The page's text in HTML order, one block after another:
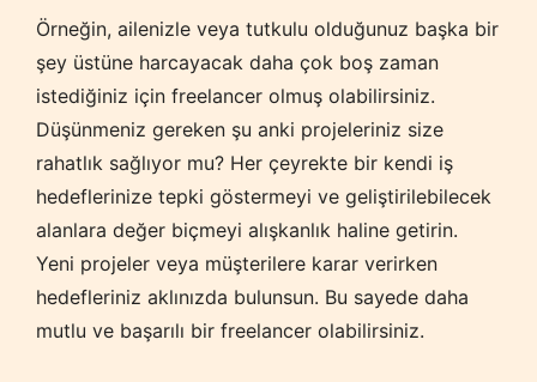
Örneğin, ailenizle veya tutkulu olduğunuz başka bir
şey üstüne harcayacak daha çok boş zaman
istediğiniz için freelancer olmuş olabilirsiniz.
Düşünmeniz gereken şu anki projeleriniz size
rahatlık sağlıyor mu? Her çeyrekte bir kendi iş
hedeflerinize tepki göstermeyi ve geliştirilebilecek
alanlara değer biçmeyi alışkanlık haline getirin.
Yeni projeler veya müşterilere karar verirken
hedefleriniz aklınızda bulunsun. Bu sayede daha
mutlu ve başarılı bir freelancer olabilirsiniz.